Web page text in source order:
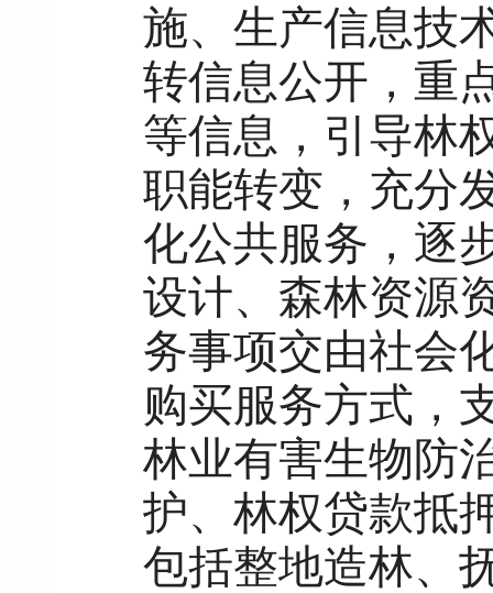
施、生产信息技
转信息公开，重
等信息，引导林
职能转变，充分
化公共服务，逐
设计、森林资源
务事项交由社会
购买服务方式，
林业有害生物防
护、林权贷款抵
包括整地造林、